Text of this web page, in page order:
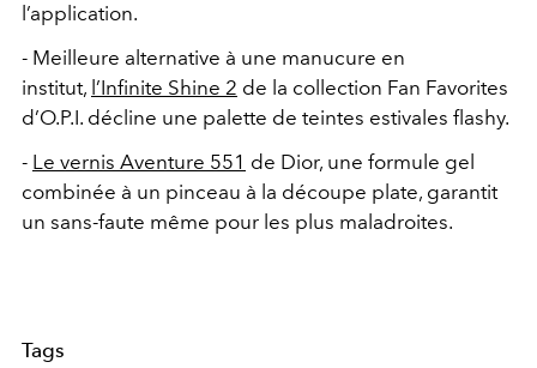
l’application.
- Meilleure alternative à une manucure en
institut, l’Infinite Shine 2 de la collection Fan Favorites
d’O.P.I. décline une palette de teintes estivales flashy.
- Le vernis Aventure 551 de Dior, une formule gel
combinée à un pinceau à la découpe plate, garantit
un sans-faute même pour les plus maladroites.
Tags